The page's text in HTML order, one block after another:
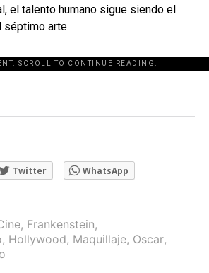
el talento humano sigue siendo el
séptimo arte.
SCROLL TO CONTINUE READING.
id="243463"]
Twitter WhatsApp
, Frankenstein,
, Hollywood, Maquillaje, Oscar,